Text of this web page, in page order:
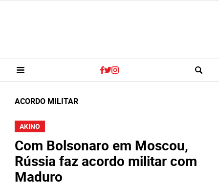
ACORDO MILITAR
AKINO
Com Bolsonaro em Moscou,
Rússia faz acordo militar com
Maduro